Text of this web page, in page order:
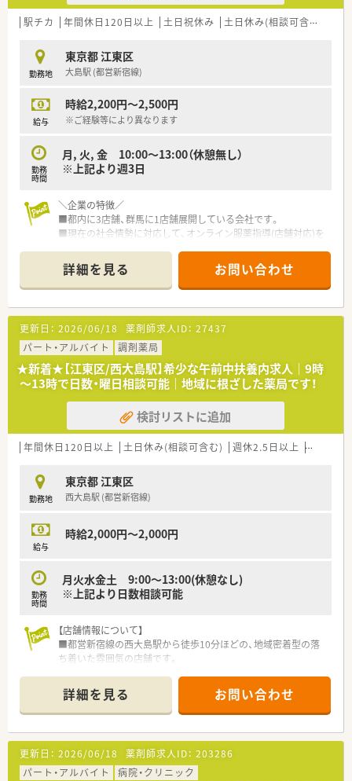
駅チカ 年間休日120日以上 土日祝休み 土日休み(相談可含む)
勤務地
東京都 江東区
大島駅 (都営新宿線)
給与
時給2,200円～2,500円
※ご経験等により異なります
勤務
時間
月, 火, 金 10:00～13:00（休憩無し）
※上記より週3日
＼企業の特徴／
■都内に3店舗、群馬に1店舗展開している会社です。
■現在の社会情勢に対応して、オンライン服薬指導(店舗対応)を
■お薬のネット販売も行っており、様々なニーズに対応できるよ
うな体制を整えております。
■新規出店も今後予定しており、在宅専門店、外来メインの店舗
など、各店舗の地域のニーズに沿って店舗展開を行っておりま
す。
■社長は薬剤師で、現場にでて患者様のご自宅や施設へお薬を届
けるなど、スタッフと同じ目線で勤務されています。
■零売の対応も行っており、患者様の状態に合わせた服薬指導な
どを行う環境があります。
詳細を見る お問い合わせ
更新日： 2026/06/18 薬剤師求人ID： 27437
パート・アルバイト
調剤薬局
★新着★【江東区/西大島駅】希少な午前中扶養内求人｜9時
～13時で日数・曜日相談可能｜地域に根ざした薬局です！
検討リストに追加
年間休日120日以上 土日休み(相談可含む) 週休2.5日以上 ブランク
勤務地
東京都 江東区
西大島駅 (都営新宿線)
給与
時給2,000円～2,000円
勤務
時間
月火水金土 9:00～13:00(休憩なし)
※上記より日数相談可能
【店舗情報について】
■都営新宿線の西大島駅から徒歩10分ほどの、地域密着型の落
ち着いた雰囲気の店舗です。
ており、そのうち午前中が20枚～30枚です。
■管理薬剤師＋パート1～2名体制をとっています。
■経営者である社長が管理薬剤師を務めており、パートスタッフ
との距離も近く、働きやすい職場です。
【勤務実態について】
■午前中の9時から13時までの勤務となり、木曜日以外の曜日で
詳細を見る お問い合わせ
更新日： 2026/06/18 薬剤師求人ID： 203286
パート・アルバイト
病院・クリニック